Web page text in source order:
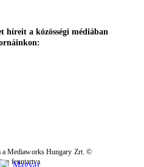
híreit a közösségi médiában
a Mediaworks Hungary Zrt. ©
fenntartva